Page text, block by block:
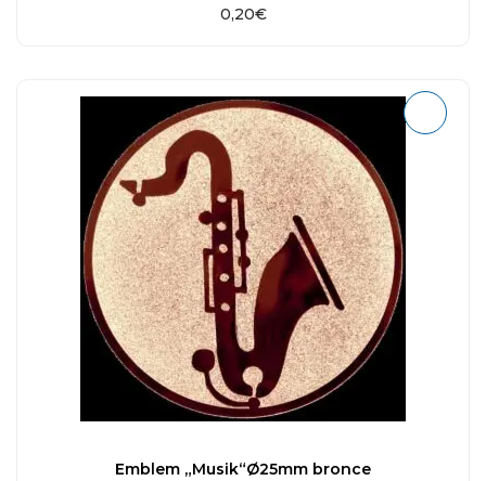
0,20€
Emblem „Musik“Ø25mm bronce